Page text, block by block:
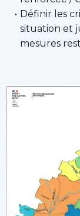
Définir les
situation et
mesures